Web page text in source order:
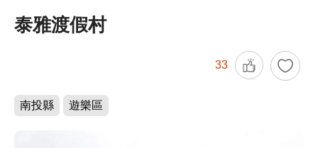
泰雅渡假村
33
南投縣 遊樂區